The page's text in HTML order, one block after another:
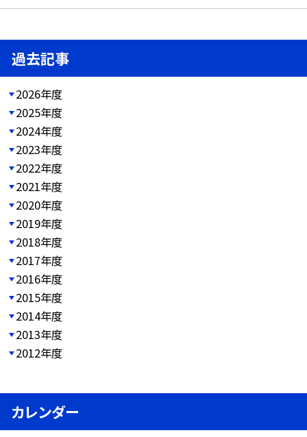
過去記事
2026年度
2025年度
2024年度
2023年度
2022年度
2021年度
2020年度
2019年度
2018年度
2017年度
2016年度
2015年度
2014年度
2013年度
2012年度
カレンダー